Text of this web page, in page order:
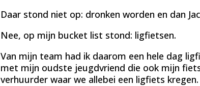
Daar stond niet op: dronken worden en dan
Nee, op mijn bucket list stond: ligfietsen.
Van mijn team had ik daarom een hele dag
met mijn oudste jeugdvriend die ook mijn
verhuurder waar we allebei een ligfiets kregen.